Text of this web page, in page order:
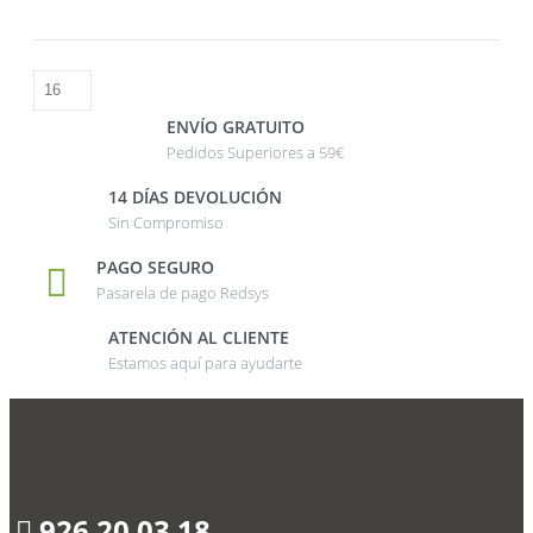
ENVÍO GRATUITO
Pedidos Superiores a 59€
14 DÍAS DEVOLUCIÓN
Sin Compromiso
PAGO SEGURO
Pasarela de pago Redsys
ATENCIÓN AL CLIENTE
Estamos aquí para ayudarte